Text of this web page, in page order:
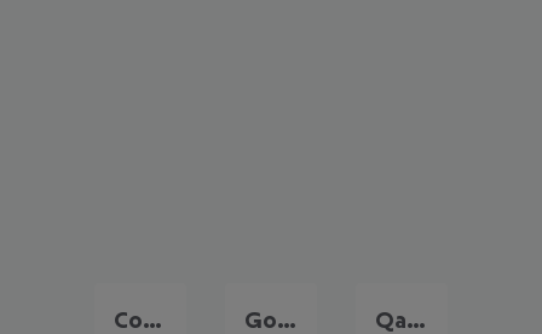
Comino Gozo Qawra